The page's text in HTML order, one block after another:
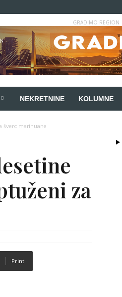
GRADIMO REGION
NEKRETNINE KOLUMNE
šverc marihuane
za
Print